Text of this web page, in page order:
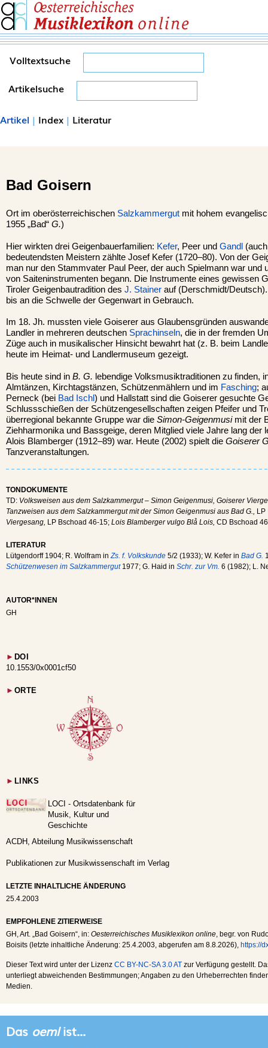
Volltextsuche
Artikelsuche
Artikel | Index | Literatur
Bad Goisern
Ort im oberösterreichischen Salzkammergut mit hohem
1955 „Bad“ G.)
Hier wirkten drei Geigenbauerfamilien: Kefer, Peer und Gandl
bedeutendsten Meistern zählte Josef Kefer (1720–80). Von der
man nur den Stammvater Paul Peer, der auch Spielmann war und
von Saiteninstrumenten begann. Die Instrumente eines gewissen
Tiroler Geigenbautradition des J. Stainer auf (Derschmidt/
bis an die Schwelle der Gegenwart in Gebrauch.
Im 18. Jh. mussten viele Goiserer aus Glaubensgründen
Landler in mehreren deutschen Sprachinseln, die in der fremden
Züge auch in musikalischer Hinsicht bewahrt hat (z. B. beim
heute im Heimat- und Landlermuseum gezeigt.
Bis heute sind in B. G. lebendige Volksmusiktraditionen zu finden,
Almtänzen, Kirchtagstänzen, Schützenmählern und im Fasching;
Perneck (bei Bad Ischl) und Hallstatt sind die Goiserer gesuchte
Schlussschießen der Schützengesellschaften zeigen Pfeifer und
überregional bekannte Gruppe war die Simon-Geigenmusimit der
Ziehharmonika und Bassgeige, deren Mitglied viele Jahre lang der
Alois Blamberger (1912–89) war. Heute (2002) spielt die Goiserer
Tanzveranstaltungen.
TONDOKUMENTE
TD: Volksweisen aus dem Salzkammergut – Simon Geigenmusi, Goiserer
Tanzweisen aus dem Salzkammergut mit der Simon Geigenmusi aus Bad G.,
Viergesang, LP Bschoad 46-15; Lois Blamberger vulgo Blå Lois, CD Bschoad
LITERATUR
Lütgendorff 1904; R. Wolfram inZs. f. Volkskunde 5/2 (1933); W. Kefer in Bad G.
Schützenwesen im Salzkammergut1977; G. Haid in Schr. zur Vm. 6 (1982); L.
AUTOR*INNEN
GH
► DOI
10.1553/0x0001cf50
► ORTE
► LINKS
LOCI - Ortsdatenbank für
Musik, Kultur und
Geschichte
ACDH, Abteilung Musikwissenschaft
Publikationen zur Musikwissenschaft im Verlag
LETZTE INHALTLICHE ÄNDERUNG
25.4.2003
EMPFOHLENE ZITIERWEISE
GH , Art. „Bad Goisern“, in: Oesterreichisches Musiklexikon online , begr. von
Boisits (letzte inhaltliche Änderung: 25.4.2003 , abgerufen am 8.8.2026), https://
Dieser Text wird unter der Lizenz CC BY-NC-SA 3.0 AT zur Verfügung gestellt.
unterliegt abweichenden Bestimmungen; Angaben zu den Urheberrechten
Medien.
Das oemlist...